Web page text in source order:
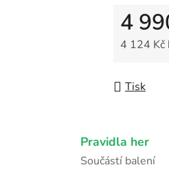
4
4 124 Kč
Tisk
Pravidla her
Součástí balení